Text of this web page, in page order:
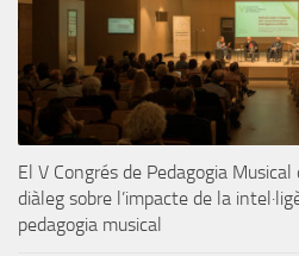
El V Congrés de Pedagogia
diàleg sobre l’impacte de la
pedagogia musical